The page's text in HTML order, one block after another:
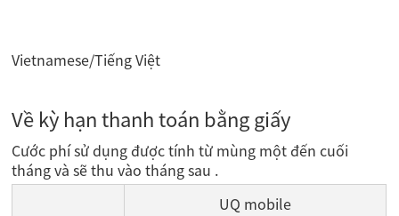
Vietnamese/Tiếng Việt
Về kỳ hạn thanh toán bằng giấy
Cước phí sử dụng được tính từ mùng một đến cuối
tháng và sẽ thu vào tháng sau .
UQ mobile